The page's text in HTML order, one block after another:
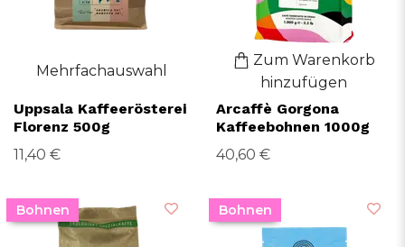
Mehrfachauswahl
Uppsala Kaffeerösterei
Florenz 500g
11,40 €
Zum Warenkorb
hinzufügen
Arcaffè Gorgona
Kaffeebohnen 1000g
40,60 €
Bohnen Bohnen